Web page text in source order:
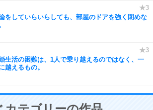
をしていらいらしても、部屋のドアを強く閉めな
生活の困難は、1人で乗り越えるのではなく、一
越えるもの。